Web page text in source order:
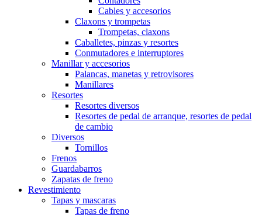
Cables y accesorios
Claxons y trompetas
Trompetas, claxons
Caballetes, pinzas y resortes
Conmutadores e interruptores
Manillar y accesorios
Palancas, manetas y retrovisores
Manillares
Resortes
Resortes diversos
Resortes de pedal de arranque, resortes de pedal
de cambio
Diversos
Tornillos
Frenos
Guardabarros
Zapatas de freno
Revestimiento
Tapas y mascaras
Tapas de freno